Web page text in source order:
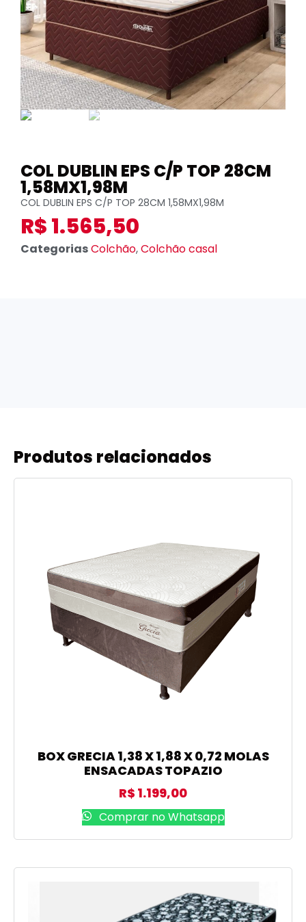
COL DUBLIN EPS C/P TOP 28CM
1,58MX1,98M
COL DUBLIN EPS C/P TOP 28CM 1,58MX1,98M
R$1.565,50
CategoriasColchão,Colchão casal
Produtos relacionados
BOX GRECIA 1,38 X 1,88 X 0,72 MOLAS
ENSACADAS TOPAZIO
R$ 1.199,00
Comprar no Whatsapp